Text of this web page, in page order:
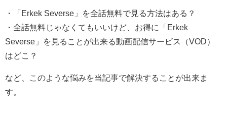
・「Erkek Severse」を全話無料で見る方法はある？
・全話無料じゃなくてもいいけど、お得に「Erkek
Severse」を見ることが出来る動画配信サービス（VOD）
はどこ？
など、このような悩みを当記事で解決することが出来ま
す。